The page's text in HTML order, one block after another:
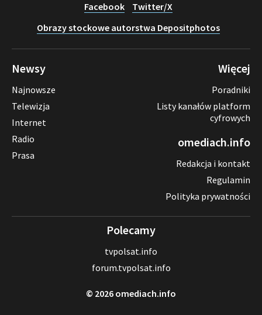
Facebook
Twitter/X
Obrazy stockowe autorstwa Depositphotos
Newsy
Najnowsze
Telewizja
Internet
Radio
Prasa
Więcej
Poradniki
Listy kanałów platform
cyfrowych
omediach.info
Redakcja i kontakt
Regulamin
Polityka prywatności
Polecamy
tvpolsat.info
forum.tvpolsat.info
© 2026 omediach.info